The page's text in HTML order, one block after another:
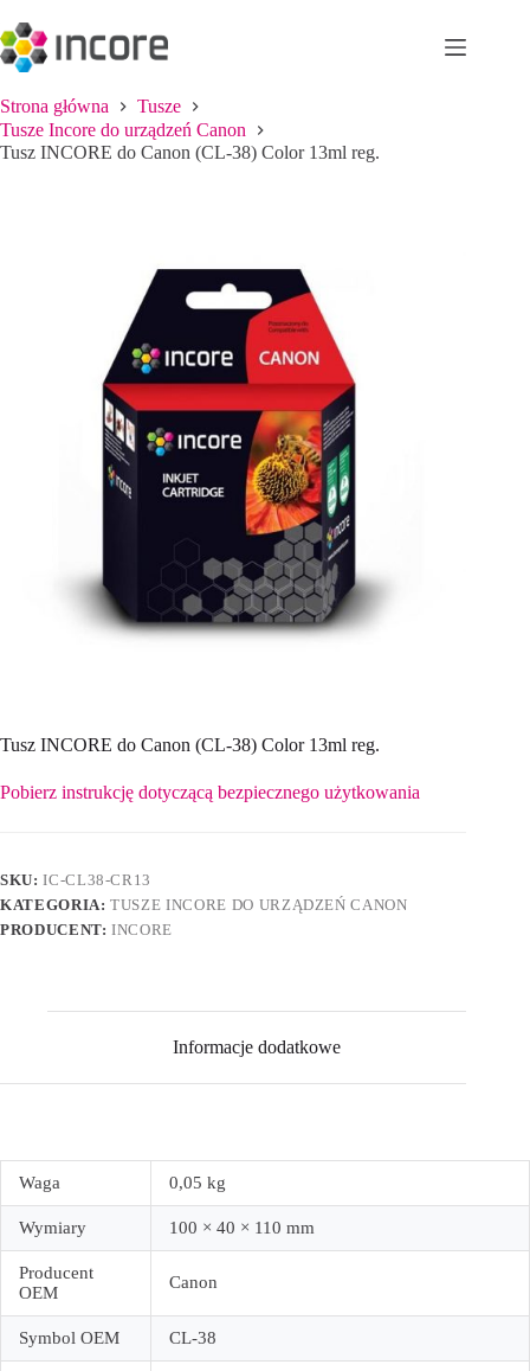
do
treści
Strona główna
Tusze
Tusze Incore do urządzeń Canon
Tusz INCORE do Canon (CL-38) Color 13ml reg.
Tusz INCORE do Canon (CL-38) Color 13ml reg.
Pobierz instrukcję dotyczącą bezpiecznego użytkowania
SKU:IC-CL38-CR13
KATEGORIA:TUSZE INCORE DO URZĄDZEŃ CANON
PRODUCENT:INCORE
Informacje dodatkowe
Waga 0,05 kg
Wymiary 100 × 40 × 110 mm
Producent
OEM
Canon
Symbol OEM CL-38